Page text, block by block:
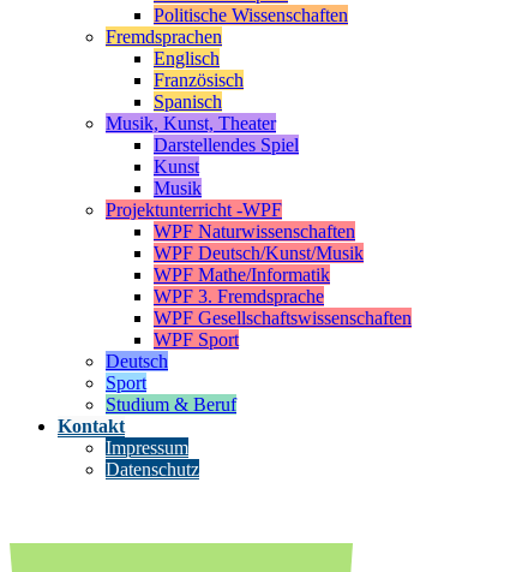
Politische Wissenschaften
Fremdsprachen
Englisch
Französisch
Spanisch
Musik, Kunst, Theater
Darstellendes Spiel
Kunst
Musik
Projektunterricht -WPF
WPF Naturwissenschaften
WPF Deutsch/Kunst/Musik
WPF Mathe/Informatik
WPF 3. Fremdsprache
WPF Gesellschaftswissenschaften
WPF Sport
Deutsch
Sport
Studium & Beruf
Kontakt
Impressum
Datenschutz